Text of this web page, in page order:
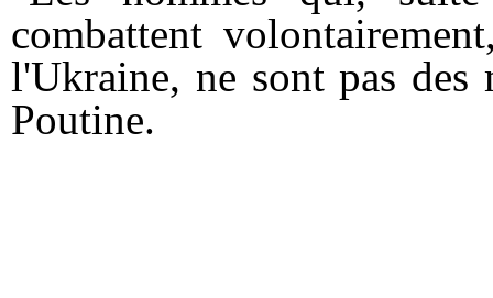
combattent
l'Ukraine, ne sont pas
Poutine.